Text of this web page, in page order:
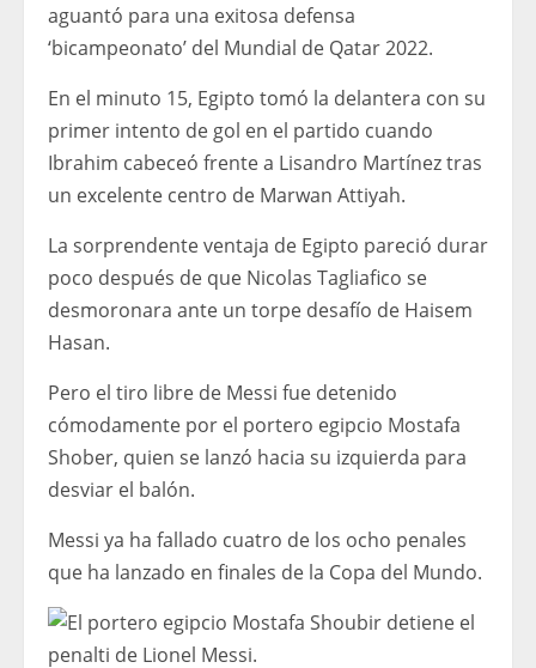
aguantó para una exitosa defensa
‘bicampeonato’ del Mundial de Qatar 2022.
En el minuto 15, Egipto tomó la delantera con su
primer intento de gol en el partido cuando
Ibrahim cabeceó frente a Lisandro Martínez tras
un excelente centro de Marwan Attiyah.
La sorprendente ventaja de Egipto pareció durar
poco después de que Nicolas Tagliafico se
desmoronara ante un torpe desafío de Haisem
Hasan.
Pero el tiro libre de Messi fue detenido
cómodamente por el portero egipcio Mostafa
Shober, quien se lanzó hacia su izquierda para
desviar el balón.
Messi ya ha fallado cuatro de los ocho penales
que ha lanzado en finales de la Copa del Mundo.